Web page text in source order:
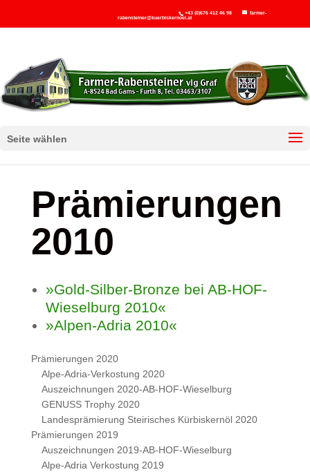
+43 (0)676 412 46 98
farmer-
rabensteiner@kuerbiskernoel.at
Seite wählen
Prämierungen
2010
»Gold-Silber-Bronze bei AB-HOF-
Wieselburg 2010«
»Alpen-Adria 2010«
Prämierungen 2020
Alpe-Adria-Verkostung 2020
Auszeichnungen 2020-AB-HOF-Wieselburg
GENUSS Trophy 2020
Landesprämierung Steirisches Kürbiskernöl 2020
Prämierungen 2019
Auszeichnungen 2019-AB-HOF-Wieselburg
Alpe-Adria Verkostung 2019